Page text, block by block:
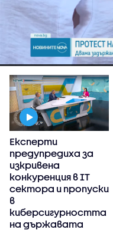
Експерти
предупредиха за
изкривена
конкуренция в IT
сектора и пропуски
в
киберсигурността
на държавата